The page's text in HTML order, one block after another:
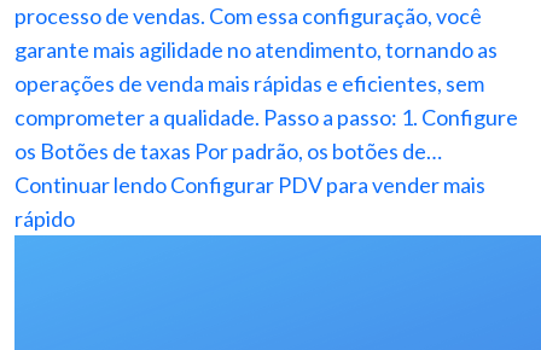
processo de vendas. Com essa configuração, você
garante mais agilidade no atendimento, tornando as
operações de venda mais rápidas e eficientes, sem
comprometer a qualidade. Passo a passo: 1. Configure
os Botões de taxas Por padrão, os botões de…
Continuar lendoConfigurar PDV para vender mais
rápido